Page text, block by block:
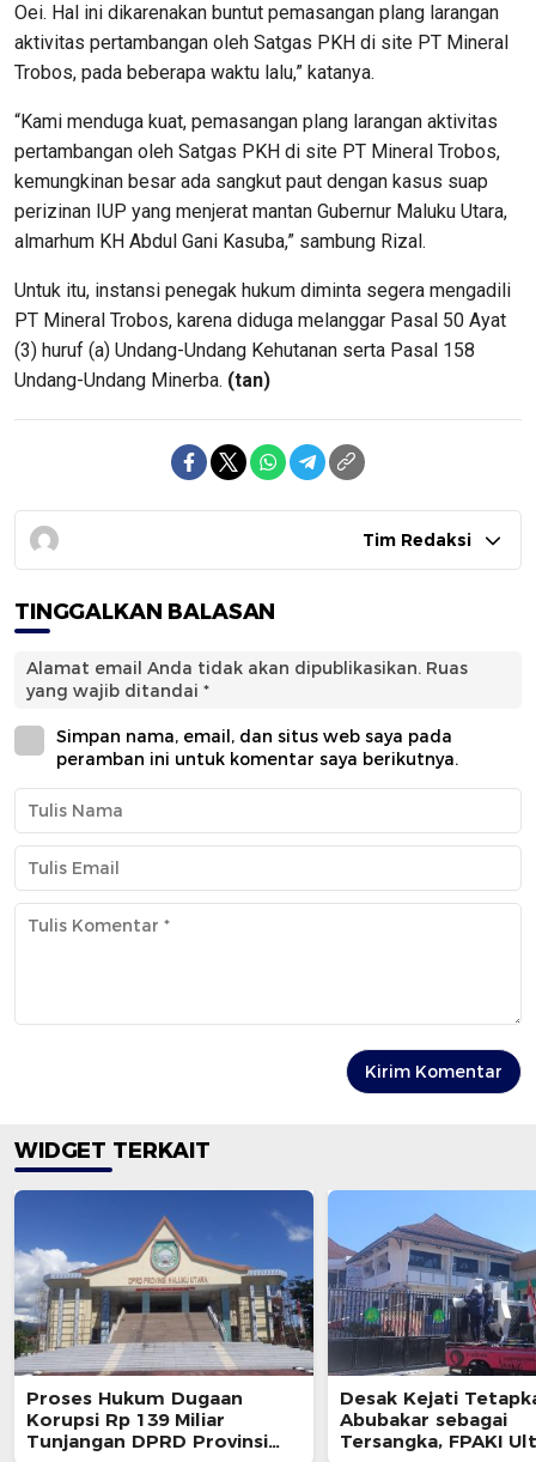
Oei. Hal ini dikarenakan buntut pemasangan plang larangan
aktivitas pertambangan oleh Satgas PKH di site PT Mineral
Trobos, pada beberapa waktu lalu,” katanya.
“Kami menduga kuat, pemasangan plang larangan aktivitas
pertambangan oleh Satgas PKH di site PT Mineral Trobos,
kemungkinan besar ada sangkut paut dengan kasus suap
perizinan IUP yang menjerat mantan Gubernur Maluku Utara,
almarhum KH Abdul Gani Kasuba,” sambung Rizal.
Untuk itu, instansi penegak hukum diminta segera mengadili
PT Mineral Trobos, karena diduga melanggar Pasal 50 Ayat
(3) huruf (a) Undang-Undang Kehutanan serta Pasal 158
Undang-Undang Minerba. (tan)
Tim Redaksi
TINGGALKAN BALASAN
Alamat email Anda tidak akan dipublikasikan. Ruas
yang wajib ditandai *
Simpan nama, email, dan situs web saya pada
peramban ini untuk komentar saya berikutnya.
WIDGET TERKAIT
Proses Hukum Dugaan
Korupsi Rp 139 Miliar
Tunjangan DPRD Provinsi
Desak Kejati
Abubakar sebagai
Tersangka, FPAKI